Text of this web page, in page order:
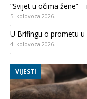
“Svijet u očima žene” –
5. kolovoza 2026.
U Brifingu o prometu u
4. kolovoza 2026.
VIJESTI